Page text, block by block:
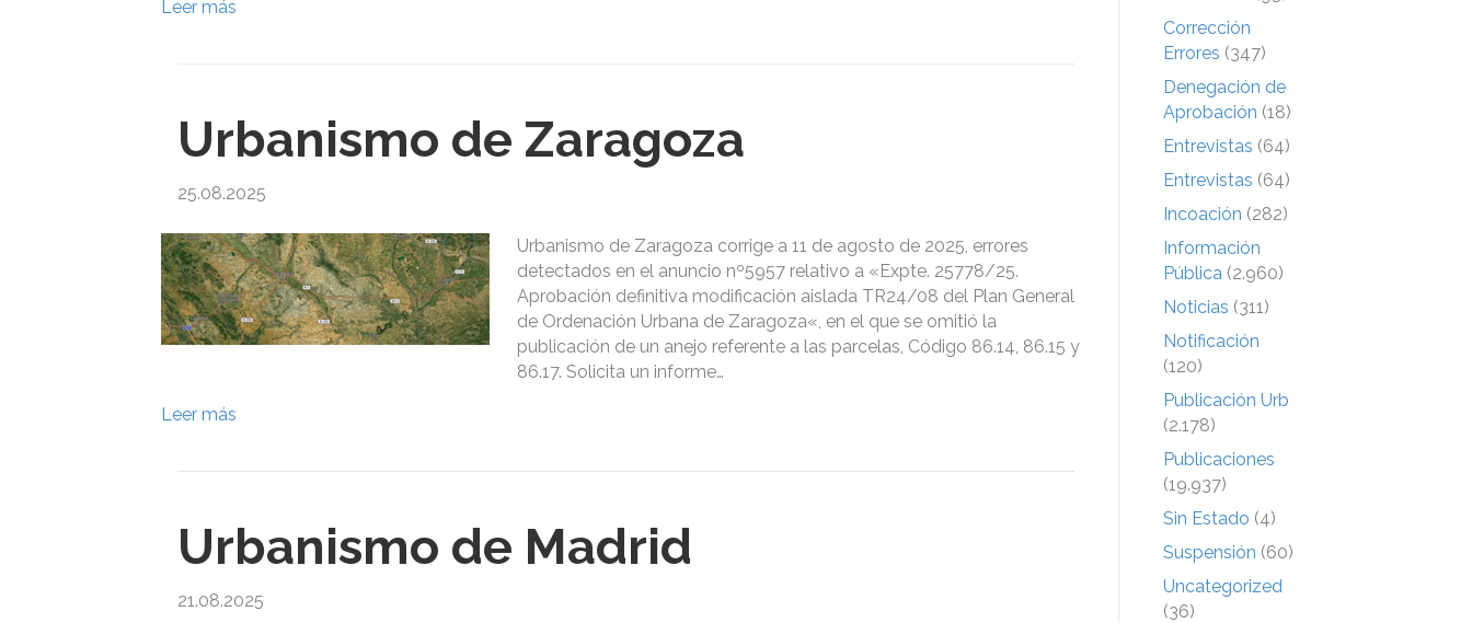
Leer más
Urbanismo de Zaragoza
25.08.2025
Urbanismo de Zaragoza corrige a 11 de agosto de 2025, errores
detectados en el anuncio nº5957 relativo a «Expte. 25778/25.
Aprobación definitiva modificación aislada TR24/08 del Plan General
de Ordenación Urbana de Zaragoza«, en el que se omitió la
publicación de un anejo referente a las parcelas, Código 86.14, 86.15 y
86.17. Solicita un informe…
Leer más
Urbanismo de Madrid
21.08.2025
Corrección
Errores (347)
Denegación de
Aprobación (18)
Entrevistas (64)
Entrevistas (64)
Incoación (282)
Información
Pública (2.960)
Noticias (311)
Notificación
(120)
Publicación Urb
(2.178)
Publicaciones
(19.937)
Sin Estado (4)
Suspensión (60)
Uncategorized
(36)